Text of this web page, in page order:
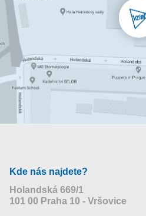
Kde nás najdete?
Holandská 669/1
101 00 Praha 10 - Vršovice